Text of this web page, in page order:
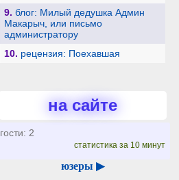
9. блог: Милый дедушка Админ
Макарыч, или письмо
администратору
10. рецензия: Поехавшая
на сайте
гости: 2
статистика за 10 минут
юзеры ▶